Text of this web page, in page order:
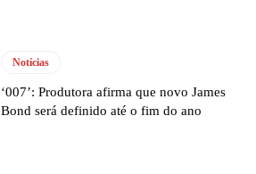
Notícias
‘007’: Produtora afirma que novo James
Bond será definido até o fim do ano